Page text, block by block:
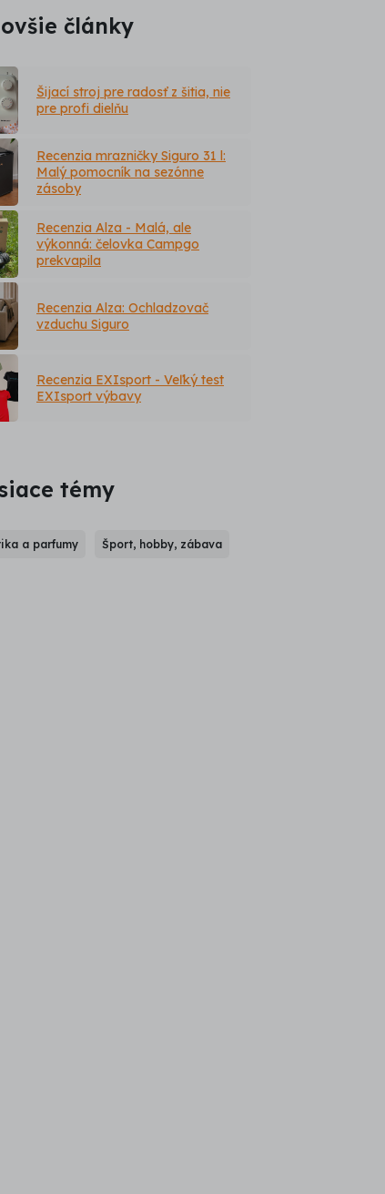
články
Šijací stroj pre radosť z šitia, nie
pre profi dielňu
Recenzia mrazničky Siguro 31 l:
Malý pomocník na sezónne
zásoby
Recenzia Alza - Malá, ale
výkonná: čelovka Campgo
prekvapila
Recenzia Alza: Ochladzovač
vzduchu Siguro
Recenzia EXIsport - Veľký test
EXIsport výbavy
témy
a parfumy Šport, hobby, zábava